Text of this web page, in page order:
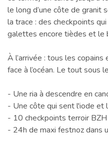
le long d’une côte de granit
la trace : des checkpoints
galettes encore tièdes et le
À l’arrivée : tous les
face à l’océan. Le tout sous
- Une ria à descendre en
- Une côte qui sent l'iode et
- 10 checkpoints terroir
- 24h de maxi festnoz dans